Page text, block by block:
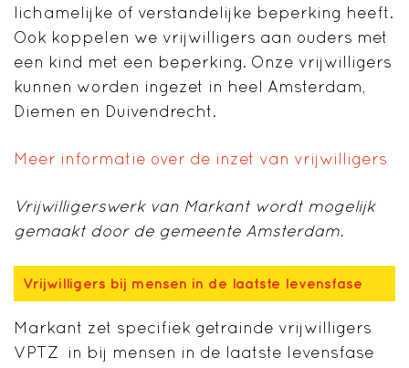
lichamelijke of verstandelijke beperking heeft.
Ook koppelen we vrijwilligers aan ouders met
een kind met een beperking. Onze vrijwilligers
kunnen worden ingezet in heel Amsterdam,
Diemen en Duivendrecht.
Meer informatie over de inzet van vrijwilligers
Vrijwilligerswerk van Markant wordt mogelijk
gemaakt doorde gemeente Amsterdam.
Vrijwilligers bij mensen in de laatste levensfase
Markant zet specifiek getrainde vrijwilligers
VPTZ in bij mensen in de laatste levensfase